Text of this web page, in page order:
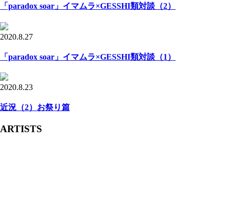
「paradox soar」イマムラ×GESSHI類対談（2）
2020.8.27
「paradox soar」イマムラ×GESSHI類対談（1）
2020.8.23
近況（2）お祭り篇
ARTISTS